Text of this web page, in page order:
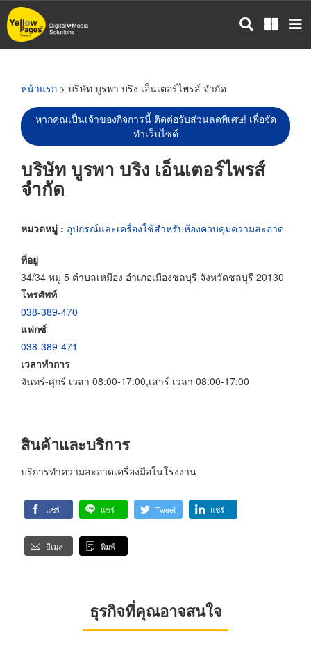
ข้าม
ไป
หน้าแรก > บริษัท บูรพา บริง เอ็นเตอร์ไพรส์ จำกัด
หากคุณเป็นเจ้าของกิจการนี้ ติดต่อรับส่วนลดพิเศษ! เพื่อจัด
ทำเว็บไซต์
บริษัท บูรพา บริง เอ็นเตอร์ไพรส์
จำกัด
หมวดหมู่ : อุปกรณ์และเครื่องใช้สำหรับห้องควบคุมความสะอาด
ที่อยู่
34/34 หมู่ 5 ตำบลเหมือง อำเภอเมืองชลบุรี จังหวัดชลบุรี 20130
โทรศัพท์
038-389-470
แฟกซ์
038-389-471
เวลาทำการ
จันทร์-ศุกร์ เวลา 08:00-17:00,เสาร์ เวลา 08:00-17:00
สินค้าและบริการ
บริการทำความสะอาดเครื่องมือในโรงงาน
แชร์ แชร์ Tweet แชร์
อีเมล พิมพ์
ธุรกิจที่คุณอาจสนใจ